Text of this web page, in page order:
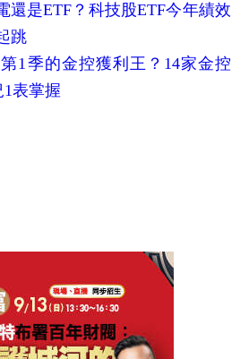
還是ETF？科技股ETF今年績效
跳
1季的金控獲利王？14家金控
1表掌握